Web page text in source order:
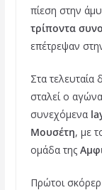
πίεση στην
τρίποντα
επέτρεψαν
Στα τελευταία
σταλεί ο
συνεχόμενα
Μουσέτη, με
ομάδα της
Πρώτοι